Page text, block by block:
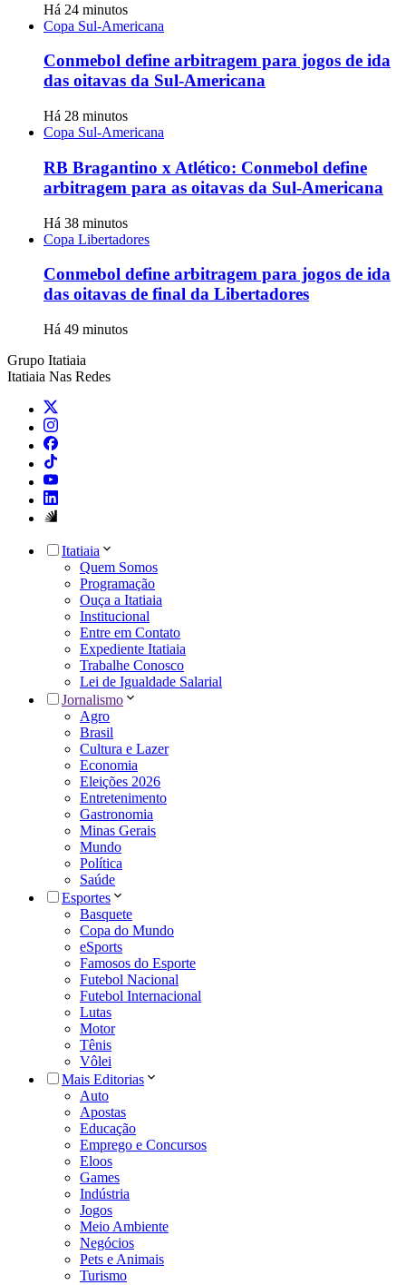
Há 24 minutos
Copa Sul-Americana
Conmebol define arbitragem para jogos de ida
das oitavas da Sul-Americana
Há 28 minutos
Copa Sul-Americana
RB Bragantino x Atlético: Conmebol define
arbitragem para as oitavas da Sul-Americana
Há 38 minutos
Copa Libertadores
Conmebol define arbitragem para jogos de ida
das oitavas de final da Libertadores
Há 49 minutos
Grupo Itatiaia
Itatiaia Nas Redes
Itatiaia
Quem Somos
Programação
Ouça a Itatiaia
Institucional
Entre em Contato
Expediente Itatiaia
Trabalhe Conosco
Lei de Igualdade Salarial
Jornalismo
Agro
Brasil
Cultura e Lazer
Economia
Eleições 2026
Entretenimento
Gastronomia
Minas Gerais
Mundo
Política
Saúde
Esportes
Basquete
Copa do Mundo
eSports
Famosos do Esporte
Futebol Nacional
Futebol Internacional
Lutas
Motor
Tênis
Vôlei
Mais Editorias
Auto
Apostas
Educação
Emprego e Concursos
Eloos
Games
Indústria
Jogos
Meio Ambiente
Negócios
Pets e Animais
Turismo